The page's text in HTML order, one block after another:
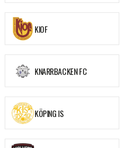
KIOF
KNARRBACKEN FC
KÖPING IS